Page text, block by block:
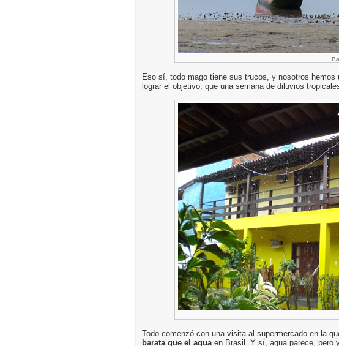
Eso sí, todo mago tiene sus trucos, y nosotros hemos
lograr el objetivo, que una semana de diluvios
Todo comenzó con una visita al supermercado en la
barata que el aguaen Brasil. Y sí, agua parece, pero